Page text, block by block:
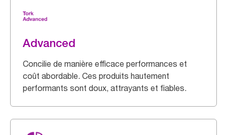
Advanced
Concilie de manière efficace performances et
coût abordable. Ces produits hautement
performants sont doux, attrayants et fiables.